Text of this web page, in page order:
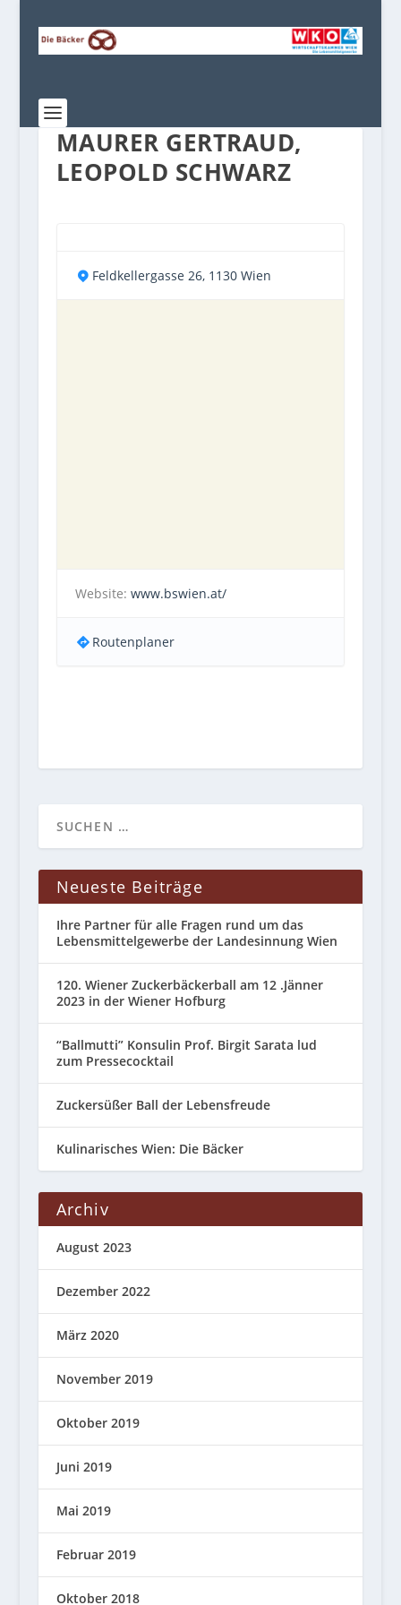
MAURER GERTRAUD,
LEOPOLD SCHWARZ
Feldkellergasse 26, 1130 Wien
Website: www.bswien.at/
Routenplaner
Neueste Beiträge
Ihre Partner für alle Fragen rund um das
Lebensmittelgewerbe der Landesinnung Wien
120. Wiener Zuckerbäckerball am 12 .Jänner
2023 in der Wiener Hofburg
“Ballmutti” Konsulin Prof. Birgit Sarata lud
zum Pressecocktail
Zuckersüßer Ball der Lebensfreude
Kulinarisches Wien: Die Bäcker
Archiv
August 2023
Dezember 2022
März 2020
November 2019
Oktober 2019
Juni 2019
Mai 2019
Februar 2019
Oktober 2018